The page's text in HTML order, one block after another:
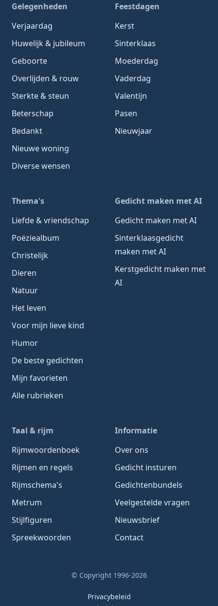
Gelegenheden
Verjaardag
Huwelijk & jubileum
Geboorte
Overlijden & rouw
Sterkte & steun
Beterschap
Bedankt
Nieuwe woning
Diverse wensen
Feestdagen
Kerst
Sinterklaas
Moederdag
Vaderdag
Valentijn
Pasen
Nieuwjaar
Thema's
Liefde & vriendschap
Poëziealbum
Christelijk
Dieren
Natuur
Het leven
Voor mijn lieve kind
Humor
De beste gedichten
Mijn favorieten
Alle rubrieken
Gedicht maken met AI
Gedicht maken met AI
Sinterklaasgedicht
maken met AI
Kerstgedicht maken met
AI
Taal & rijm
Rijmwoordenboek
Rijmen en regels
Rijmschema's
Metrum
Stijlfiguren
Spreekwoorden
Informatie
Over ons
Gedicht insturen
Gedichtenbundels
Veelgestelde vragen
Nieuwsbrief
Contact
© Copyright 1996-2026
Privacybeleid